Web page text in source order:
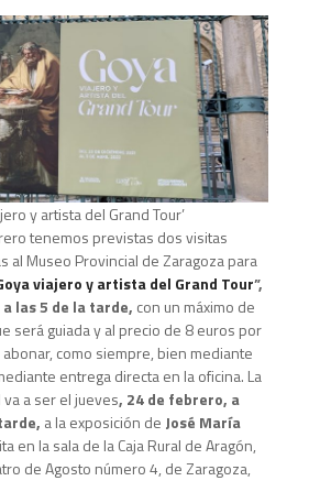
y artista del Grand Tour’
tenemos previstas dos visitas
al Museo Provincial de Zaragoza para
viajero y artista del Grand Tour”,
las 5 de la tarde, con un máximo de
será guiada y al precio de 8 euros por
como siempre, bien mediante
entrega directa en la oficina. La
a ser el jueves, 24 de febrero, a
a la exposición de José María
en la sala de la Caja Rural de Aragón,
de Agosto número 4, de Zaragoza,